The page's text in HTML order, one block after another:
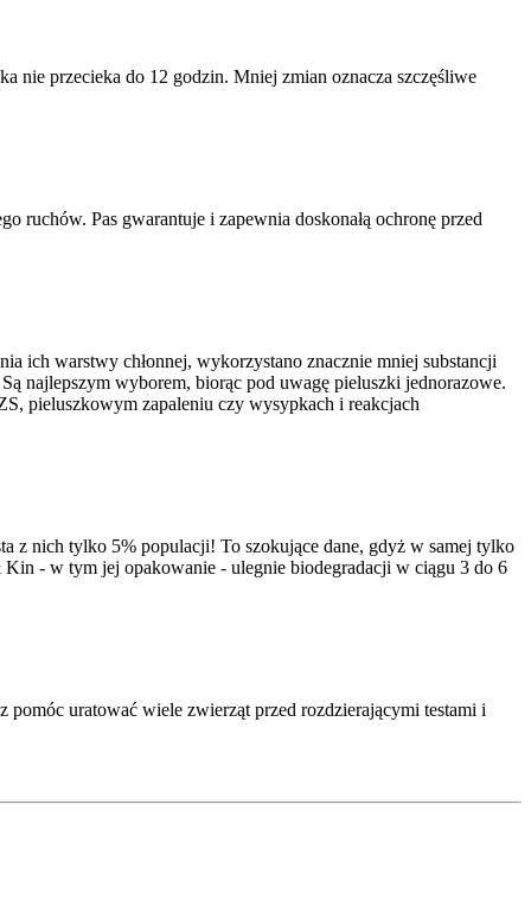
nie przecieka do 12 godzin. Mniej zmian oznacza szczęśliwe
ruchów. Pas gwarantuje i zapewnia doskonałą ochronę przed
ich warstwy chłonnej, wykorzystano znacznie mniej substancji
najlepszym wyborem, biorąc pod uwagę pieluszki jednorazowe.
pieluszkowym zapaleniu czy wysypkach i reakcjach
z nich tylko 5% populacji! To szokujące dane, gdyż w samej tylko
- w tym jej opakowanie - ulegnie biodegradacji w ciągu 3 do 6
uratować wiele zwierząt przed rozdzierającymi testami i